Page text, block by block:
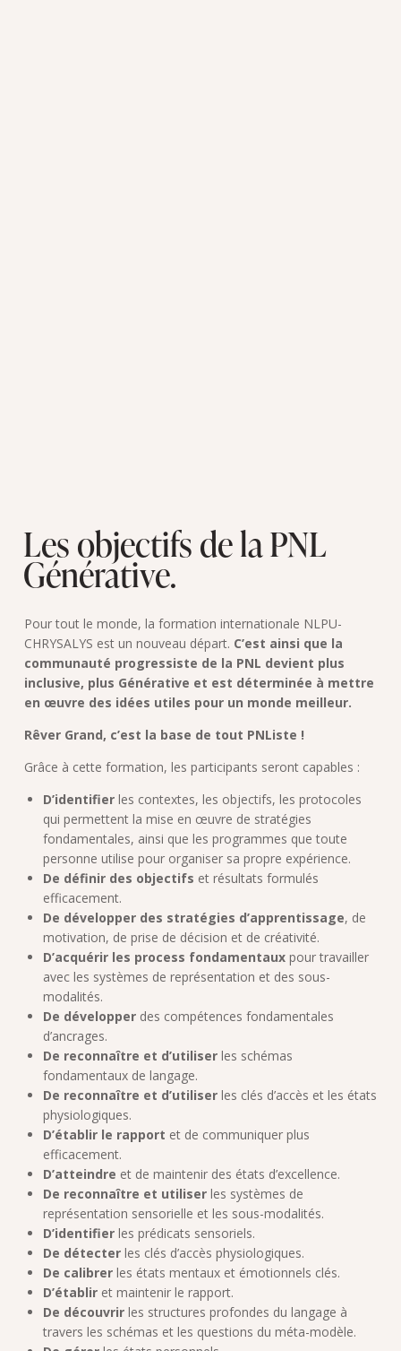
Les objectifsde la PNL
Générative.
Pour tout le monde, la formation internationale NLPU-
CHRYSALYS est un nouveau départ. C’est ainsi que la
communauté progressiste de la PNL devient plus
inclusive, plus Générative et est déterminée à mettre
en œuvre des idées utiles pour un monde meilleur.
Rêver Grand, c’est la base de tout PNListe !
Grâce à cette formation, les participants seront capables :
D’identifierles contextes, les objectifs, les protocoles
qui permettent la mise en œuvre de stratégies
fondamentales, ainsi que les programmes que toute
personne utilise pour organiser sa propre expérience.
De définir des objectifs et résultats formulés
efficacement.
De développer des stratégies d’apprentissage, de
motivation, de prise de décision et de créativité.
D’acquérir les process fondamentauxpour travailler
avec les systèmes de représentation et des sous-
modalités.
De développerdes compétences fondamentales
d’ancrages.
De reconnaître et d’utiliserles schémas
fondamentaux de langage.
De reconnaître et d’utiliserles clés d’accès et les états
physiologiques.
D’établir le rapport et de communiquer plus
efficacement.
D’atteindre et de maintenir des états d’excellence.
De reconnaître et utiliserles systèmes de
représentation sensorielle et les sous-modalités.
D’identifier les prédicats sensoriels.
De détecterles clés d’accès physiologiques.
De calibrerles états mentaux et émotionnels clés.
D’établiret maintenir le rapport.
De découvrirles structures profondes du langage à
travers les schémas et les questions du méta-modèle.